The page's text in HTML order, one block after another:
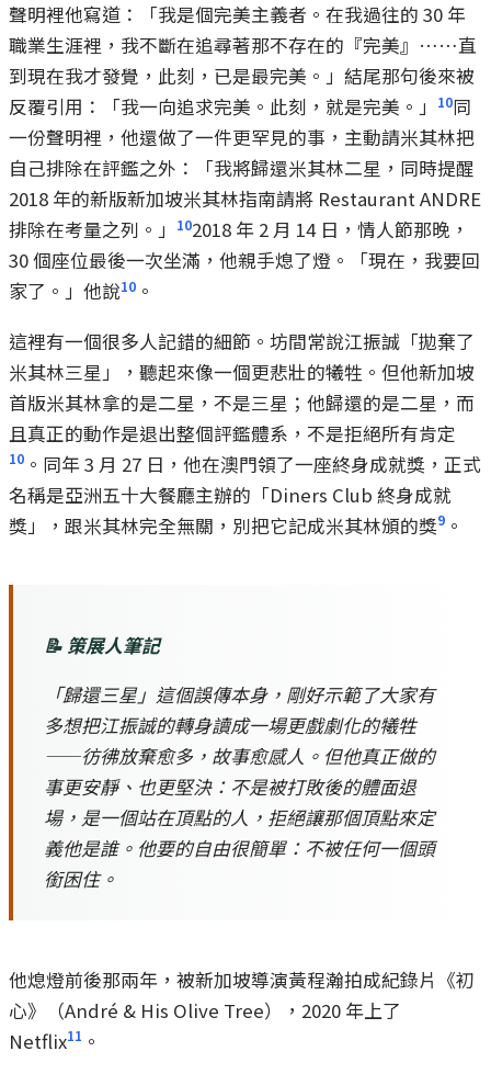
聲明裡他寫道：「我是個完美主義者。在我過往的 30 年
職業生涯裡，我不斷在追尋著那不存在的『完美』……直
到現在我才發覺，此刻，已是最完美。」結尾那句後來被
反覆引用：「我一向追求完美。此刻，就是完美。」
10同
一份聲明裡，他還做了一件更罕見的事，主動請米其林把
自己排除在評鑑之外：「我將歸還米其林二星，同時提醒
2018 年的新版新加坡米其林指南請將 Restaurant ANDRE
排除在考量之列。」
102018 年 2 月 14 日，情人節那晚，
30 個座位最後一次坐滿，他親手熄了燈。「現在，我要回
家了。」他說10 。
這裡有一個很多人記錯的細節。坊間常說江振誠「拋棄了
米其林三星」，聽起來像一個更悲壯的犧牲。但他新加坡
首版米其林拿的是二星，不是三星；他歸還的是二星，而
且真正的動作是退出整個評鑑體系，不是拒絕所有肯定
10 。同年 3 月 27 日，他在澳門領了一座終身成就獎，正式
名稱是亞洲五十大餐廳主辦的「Diners Club 終身成就
獎」，跟米其林完全無關，別把它記成米其林頒的獎9 。
📝 策展人筆記
「歸還三星」這個誤傳本身，剛好示範了大家有
多想把江振誠的轉身讀成一場更戲劇化的犧牲
——彷彿放棄愈多，故事愈感人。但他真正做的
事更安靜、也更堅決：不是被打敗後的體面退
場，是一個站在頂點的人，拒絕讓那個頂點來定
義他是誰。他要的自由很簡單：不被任何一個頭
銜困住。
他熄燈前後那兩年，被新加坡導演黃程瀚拍成紀錄片《初
心》（André & His Olive Tree），2020 年上了
Netflix11 。